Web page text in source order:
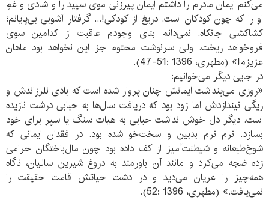
می‌کنم ایمان مادرم را داشتم ایمان پیرزنی موی سپید را و شادی و غمِ
او را که چون کودکان است. دریغ از کودکی!... گرفتار آشوبی بی‌پایانم؛
کشاکشی جانکاه. نمی‌دانم بنای وجودم عاقبت از کدامین سوی
فروخواهد ریخت. ولی سرنوشت محتوم جز این نخواهد بود ماهان
عزیزم!» (مطهری، 1396 :51-47).
در جایی دیگر می‌خوانیم:
«روزی می‌پنداشت ایمانش چنان پروار شده است که بادی نلرزاندش و
ریگی نیندازدش اما زود بود که دریافت سال‌ها به حبابی درشت نازیده
است. دیگر دل خوش نداشت حبابی به هیات سنگ یا سپر برای خود
بسازد. نرم نرم بدبین و سخت‌خو شده بود. در فقدان ایمانی که
شوخ‌طبعانه و شیطنت‌آمیز از کف داده بود چون مال‌باختگان حرامی
زده ضجه می‌کرد و مانند آن باورمند به دروغ شیرین سالیان، ناگاه
همه‌چیز را عریان می‌دید و در دشت حیاتش قامت حقیقت را
نمی‌یافت.» (مطهری، 1396 :52).